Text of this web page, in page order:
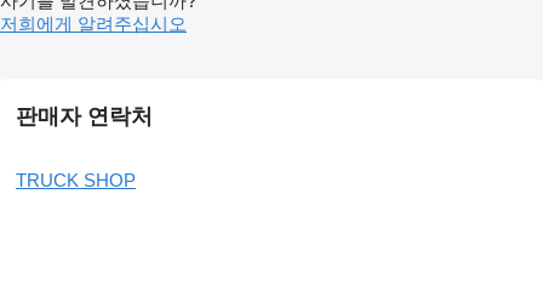
저희에게 알려주십시오
판매자 연락처
TRUCK SHOP